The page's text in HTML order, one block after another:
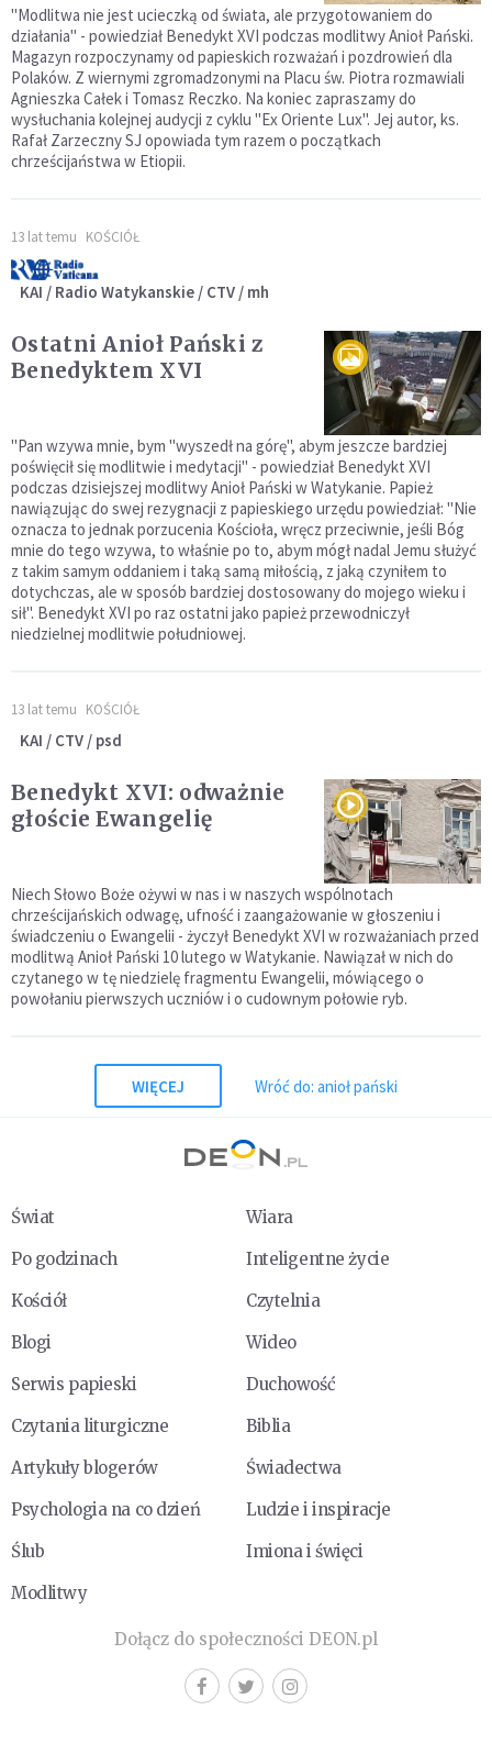
"Modlitwa nie jest ucieczką od świata, ale przygotowaniem do
działania" - powiedział Benedykt XVI podczas modlitwy Anioł Pański.
Magazyn rozpoczynamy od papieskich rozważań i pozdrowień dla
Polaków. Z wiernymi zgromadzonymi na Placu św. Piotra rozmawiali
Agnieszka Całek i Tomasz Reczko. Na koniec zapraszamy do
wysłuchania kolejnej audycji z cyklu "Ex Oriente Lux". Jej autor, ks.
Rafał Zarzeczny SJ opowiada tym razem o początkach
chrześcijaństwa w Etiopii.
13 lat temu KOŚCIÓŁ
KAI / Radio Watykanskie / CTV / mh
Ostatni Anioł Pański z
Benedyktem XVI
"Pan wzywa mnie, bym "wyszedł na górę", abym jeszcze bardziej
poświęcił się modlitwie i medytacji" - powiedział Benedykt XVI
podczas dzisiejszej modlitwy Anioł Pański w Watykanie. Papież
nawiązując do swej rezygnacji z papieskiego urzędu powiedział: "Nie
oznacza to jednak porzucenia Kościoła, wręcz przeciwnie, jeśli Bóg
mnie do tego wzywa, to właśnie po to, abym mógł nadal Jemu służyć
z takim samym oddaniem i taką samą miłością, z jaką czyniłem to
dotychczas, ale w sposób bardziej dostosowany do mojego wieku i
sił". Benedykt XVI po raz ostatni jako papież przewodniczył
niedzielnej modlitwie południowej.
13 lat temu KOŚCIÓŁ
KAI / CTV / psd
Benedykt XVI: odważnie
głoście Ewangelię
Niech Słowo Boże ożywi w nas i w naszych wspólnotach
chrześcijańskich odwagę, ufność i zaangażowanie w głoszeniu i
świadczeniu o Ewangelii - życzył Benedykt XVI w rozważaniach przed
modlitwą Anioł Pański 10 lutego w Watykanie. Nawiązał w nich do
czytanego w tę niedzielę fragmentu Ewangelii, mówiącego o
powołaniu pierwszych uczniów i o cudownym połowie ryb.
WIĘCEJ Wróć do: anioł pański
Świat
Wiara
Po godzinach
Inteligentne życie
Kościół
Czytelnia
Blogi
Wideo
Serwis papieski
Duchowość
Czytania liturgiczne
Biblia
Artykuły blogerów
Świadectwa
Psychologia na co dzień
Ludzie i inspiracje
Ślub
Imiona i święci
Modlitwy
Dołącz do społeczności DEON.pl